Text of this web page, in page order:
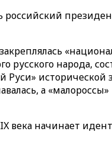
народа,
Руси»
а
века начинает